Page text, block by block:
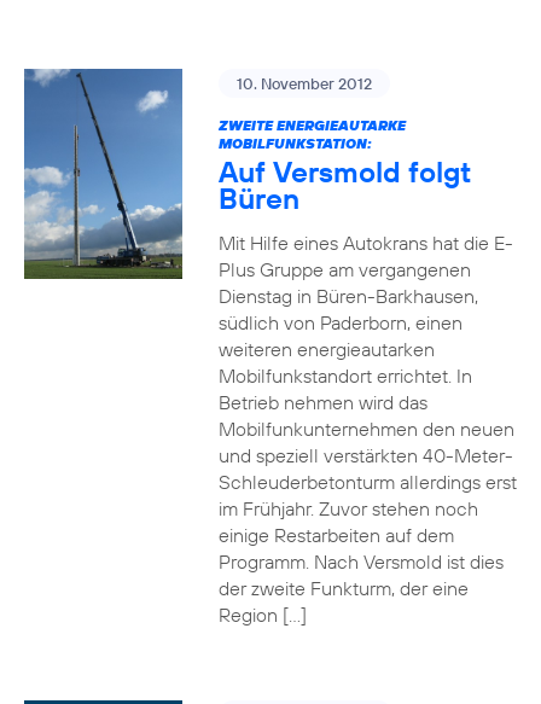
10. November 2012
ZWEITE ENERGIEAUTARKE
MOBILFUNKSTATION:
Auf Versmold folgt
Büren
Mit Hilfe eines Autokrans hat die E-
Plus Gruppe am vergangenen
Dienstag in Büren-Barkhausen,
südlich von Paderborn, einen
weiteren energieautarken
Mobilfunkstandort errichtet. In
Betrieb nehmen wird das
Mobilfunkunternehmen den neuen
und speziell verstärkten 40-Meter-
Schleuderbetonturm allerdings erst
im Frühjahr. Zuvor stehen noch
einige Restarbeiten auf dem
Programm. Nach Versmold ist dies
der zweite Funkturm, der eine
Region […]